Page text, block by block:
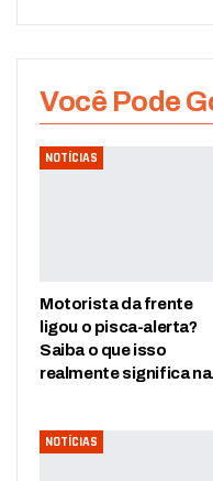
Você Pode
NOTÍCIAS
Motorista da frente
ligou o pisca-alerta?
Saiba o que isso
realmente significa
NOTÍCIAS